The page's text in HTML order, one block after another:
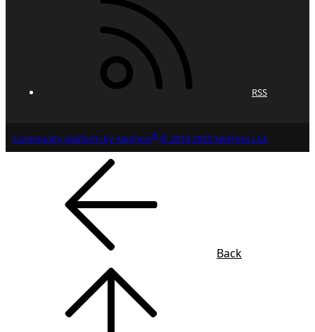
RSS
Community platform by XenForo® © 2010-2025 XenForo Ltd.
Back